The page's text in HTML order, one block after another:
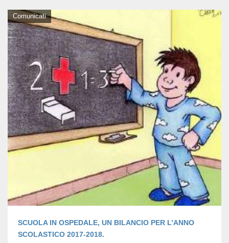
Comunicati
SCUOLA IN OSPEDALE, UN BILANCIO PER L’ANNO
SCOLASTICO 2017-2018.